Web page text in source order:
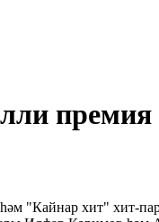
"Кайнар хит" хит-